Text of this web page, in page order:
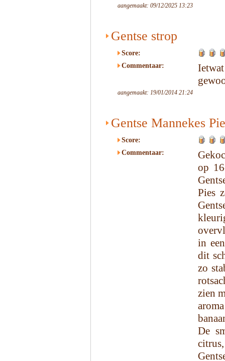
aangemaakt: 09/12/2025 13:23
Gentse strop
Score:
Commentaar:
aangemaakt: 19/01/2014 21:24
Gentse Mannekes
Score:
Commentaar:
op
Pies
in
dit
zo
zien
De